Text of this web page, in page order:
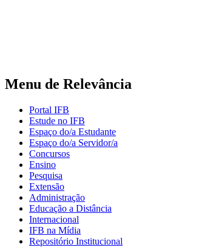
Menu de Relevância
Portal IFB
Estude no IFB
Espaço do/a Estudante
Espaço do/a Servidor/a
Concursos
Ensino
Pesquisa
Extensão
Administração
Educação a Distância
Internacional
IFB na Mídia
Repositório Institucional